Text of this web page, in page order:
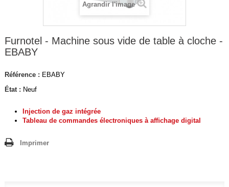
Agrandir l'image
Furnotel - Machine sous vide de table à cloche -
EBABY
Référence : EBABY
État : Neuf
Injection de gaz intégrée
Tableau de commandes électroniques à afﬁchage digital
Imprimer